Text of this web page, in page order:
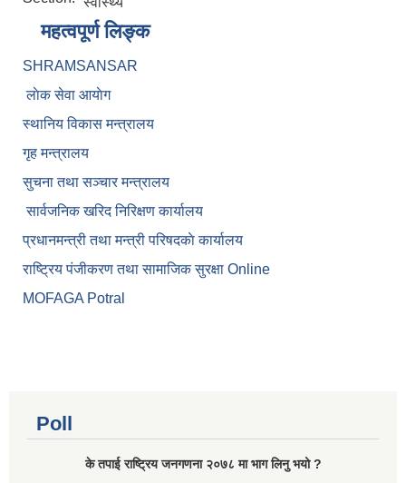
महत्वपूर्ण लिङ्क
SHRAMSANSAR
लाेक सेवा आयाेग
स्थानिय विकास मन्त्रालय
गृह मन्त्रालय
सुचना तथा सञ्चार मन्त्रालय
सार्वजनिक खरिद निरिक्षण कार्यालय
प्रधानमन्त्री तथा मन्त्री परिषदकाे कार्यालय
राष्ट्रिय पंजीकरण तथा सामाजिक सुरक्षा Online
MOFAGA Potral
Poll
के तपाई राष्ट्रिय जनगणना २०७८ मा भाग लिनु भयो ?